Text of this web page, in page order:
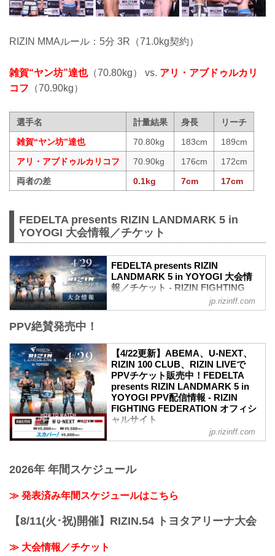
RIZIN MMAルール：5分 3R（71.0kg契約）
雑賀“ヤン坊”達也（70.80kg） vs. アリ・アブドゥルカリ
コフ （70.90kg）
選手名 計量結果 身長
リーチ
雑賀“ヤン坊”達也
70.80kg 183cm
189cm
アリ・アブドゥルカリコフ
70.90kg 176cm
172cm
両者の差
0.1kg 7cm 17cm
FEDELTA presents RIZIN LANDMARK 5 in
YOYOGI 大会情報／チケット
FEDELTA presents RIZIN
LANDMARK 5 in YOYOGI 大会情
報／チケット - RIZIN FIGHTING
FEDERATION オフィシャルサイト
RIZIN LANDMARK 5 in YOYOGIのアウト
レット席と演出変更による増席でSRS席
の販売が決定いたしました。
販売開始：3月26日（日）10:00〜
SRS席 ※増席
アウトレットS席
アウトレットA席
【3/2更新】開催日変更のお知らせ
RIZIN LANDMARK 5 in YOYOGIの開催日
変更前：4月30日（日）
jp.rizinff.com
PPV絶賛発売中！
【4/22更新】ABEMA、U-NEXT、
RIZIN 100 CLUB、RIZIN LIVEで
PPVチケット販売中！FEDELTA
presents RIZIN LANDMARK 5 in
YOYOGI PPV配信情報 - RIZIN
FIGHTING FEDERATION オフィシ
ャルサイト
ート！
開催されるFEDELTA presents RIZIN
ケットが、ABEMA、U-NEXT、RIZIN
100 CLUBの販売スタートしたぞ！
jp.rizinff.com
2026年 年間スケジュール
≫ 発表済み年間スケジュールはこちら
【8/11(火･祝)開催】RIZIN.54 トヨタアリーナ大会
≫ 大会情報／チケット